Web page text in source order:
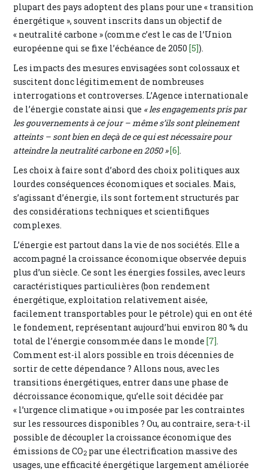
plupart des pays adoptent des plans pour une « transition
énergétique », souvent inscrits dans un objectif de
« neutralité carbone » (comme c’est le cas de l’Union
européenne qui se fixe l’échéance de 2050[5]).
Les impacts des mesures envisagées sont colossaux et
suscitent donc légitimement de nombreuses
interrogations et controverses. L’Agence internationale
de l’énergie constate ainsi que « les engagements pris par
les gouvernements à ce jour – même s’ils sont pleinement
atteints – sont bien en deçà de ce qui est nécessaire pour
atteindre la neutralité carbone en 2050 »[6].
Les choix à faire sont d’abord des choix politiques aux
lourdes conséquences économiques et sociales. Mais,
s’agissant d’énergie, ils sont fortement structurés par
des considérations techniques et scientifiques
complexes.
L’énergie est partout dans la vie de nos sociétés. Elle a
accompagné la croissance économique observée depuis
plus d’un siècle. Ce sont les énergies fossiles, avec leurs
caractéristiques particulières (bon rendement
énergétique, exploitation relativement aisée,
facilement transportables pour le pétrole) qui en ont été
le fondement, représentant aujourd’hui environ 80 % du
total de l’énergie consommée dans le monde[7].
Comment est-il alors possible en trois décennies de
sortir de cette dépendance ? Allons nous, avec les
transitions énergétiques, entrer dans une phase de
décroissance économique, qu’elle soit décidée par
« l’urgence climatique » ou imposée par les contraintes
sur les ressources disponibles ? Ou, au contraire, sera-t-il
possible de découpler la croissance économique des
émissions de CO2 par une électrification massive des
usages, une efficacité énergétique largement améliorée